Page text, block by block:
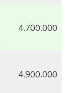
4.700.000
4.900.000